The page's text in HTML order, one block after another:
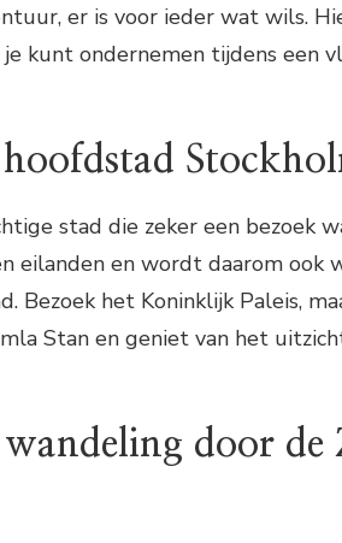
er is voor ieder wat wils.
kunt ondernemen tijdens een
hoofdstad
stad die zeker een bezoek
eilanden en wordt daarom ook
Bezoek het Koninklijk Paleis,
Stan en geniet van het
door de